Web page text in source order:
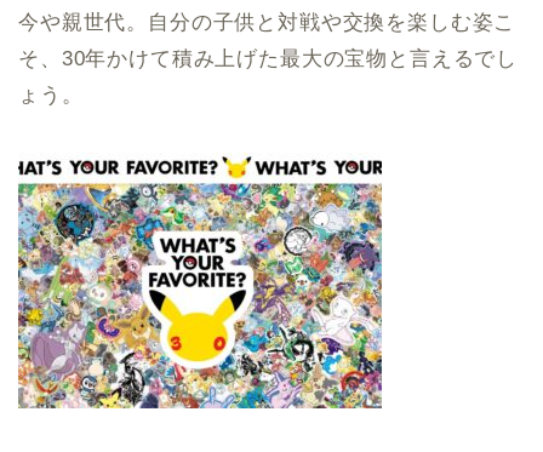
今や親世代。自分の子供と対戦や交換を楽しむ姿こ
そ、30年かけて積み上げた最大の宝物と言えるでし
ょう。